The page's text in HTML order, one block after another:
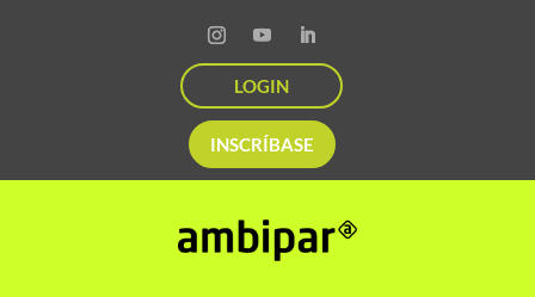
LOGIN
INSCRÍBASE